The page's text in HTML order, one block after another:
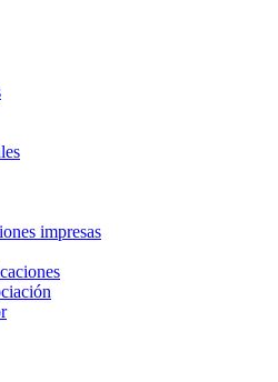
impresas